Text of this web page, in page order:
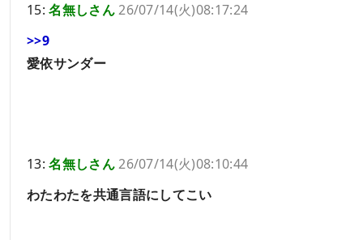
15:名無しさん26/07/14(火)08:17:24
>>9
愛依サンダー
13:名無しさん26/07/14(火)08:10:44
わたわたを共通言語にしてこい